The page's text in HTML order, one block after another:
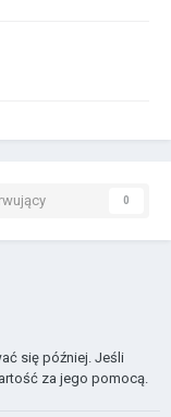
0
się później. Jeśli
za jego pomocą.